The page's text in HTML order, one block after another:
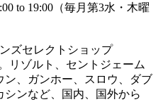
to 19:00（毎月第3水・木曜
ズセレクトショップ
リゾルト、セントジェーム
ン、ガンホー、スロウ、ダブ
ンなど、国内、国外から